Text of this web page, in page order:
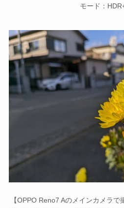
モード：
【OPPO Reno7 Aのメインカメラで